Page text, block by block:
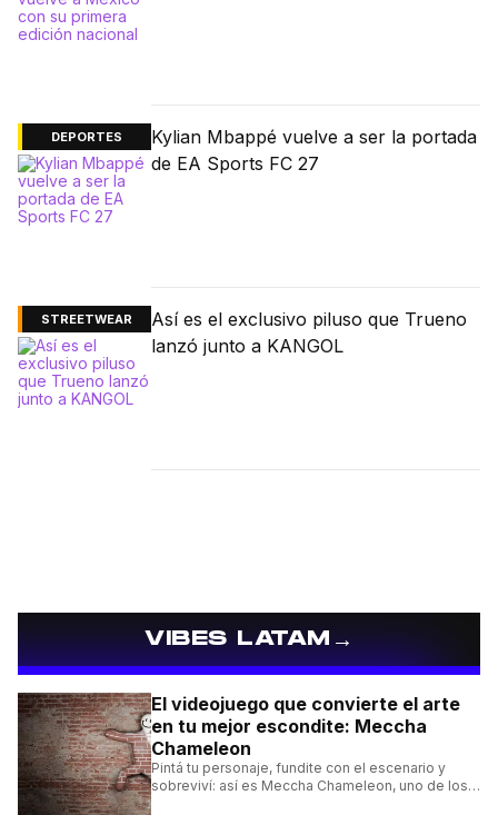
DEPORTES
Kylian Mbappé vuelve a ser la portada
de EA Sports FC 27
STREETWEAR
Así es el exclusivo piluso que Trueno
lanzó junto a KANGOL
VIBES LATAM→
El videojuego que convierte el arte
en tu mejor escondite: Meccha
Chameleon
Pintá tu personaje, fundite con el escenario y
sobreviví: así es Meccha Chameleon, uno de los